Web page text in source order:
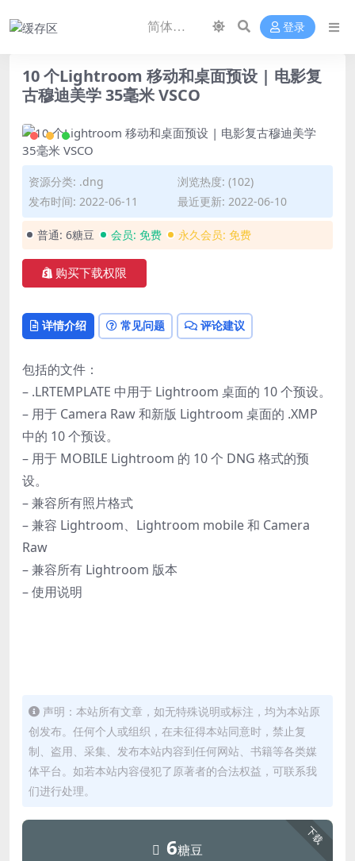
登录
10 个Lightroom 移动和桌面预设 | 电影复
古穆迪美学 35毫米 VSCO
资源分类: .dng
浏览热度: (102)
发布时间: 2022-06-11
最近更新: 2022-06-10
普通: 6糖豆 会员: 免费 永久会员: 免费
购买下载权限
详情介绍 常见问题 评论建议
包括的文件：
– .LRTEMPLATE 中用于 Lightroom 桌面的 10 个预设。
– 用于 Camera Raw 和新版 Lightroom 桌面的 .XMP
中的 10 个预设。
– 用于 MOBILE Lightroom 的 10 个 DNG 格式的预
设。
– 兼容所有照片格式
– 兼容 Lightroom、Lightroom mobile 和 Camera
Raw
– 兼容所有 Lightroom 版本
– 使用说明
声明：本站所有文章，如无特殊说明或标注，均为本站原
创发布。任何个人或组织，在未征得本站同意时，禁止复
制、盗用、采集、发布本站内容到任何网站、书籍等各类媒
体平台。如若本站内容侵犯了原著者的合法权益，可联系我
们进行处理。
下载
6糖豆